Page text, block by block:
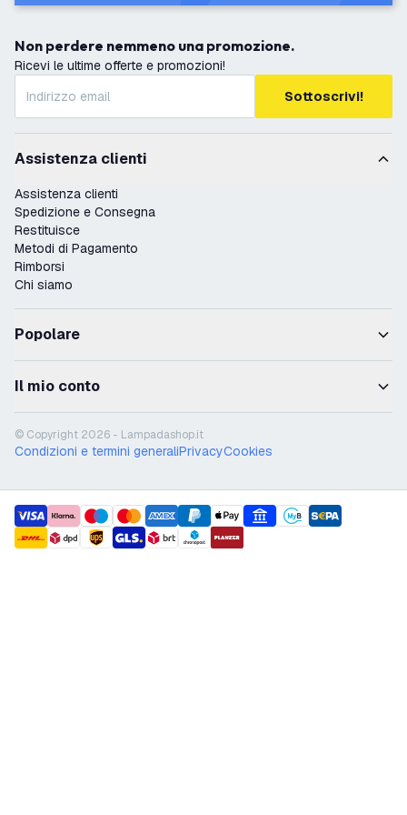
Non perdere nemmeno una promozione.
Ricevi le ultime offerte e promozioni!
Sottoscrivi!
Assistenza clienti
Assistenza clienti
Spedizione e Consegna
Restituisce
Metodi di Pagamento
Rimborsi
Chi siamo
Popolare
Il mio conto
© Copyright 2026 - Lampadashop.it
Condizioni e termini generaliPrivacyCookies
payment methods
shipment methods